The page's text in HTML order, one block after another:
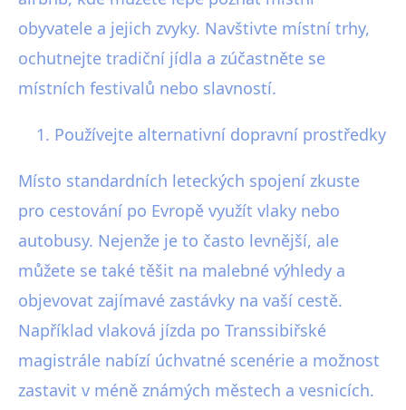
obyvatele a jejich zvyky. Navštivte místní trhy,
ochutnejte tradiční jídla a zúčastněte se
místních festivalů nebo slavností.
Používejte alternativní dopravní prostředky
Místo standardních leteckých spojení zkuste
pro cestování po Evropě využít vlaky nebo
autobusy. Nejenže je to často levnější, ale
můžete se také těšit na malebné výhledy a
objevovat zajímavé zastávky na vaší cestě.
Například vlaková jízda po Transsibiřské
magistrále nabízí úchvatné scenérie a možnost
zastavit v méně známých městech a vesnicích.